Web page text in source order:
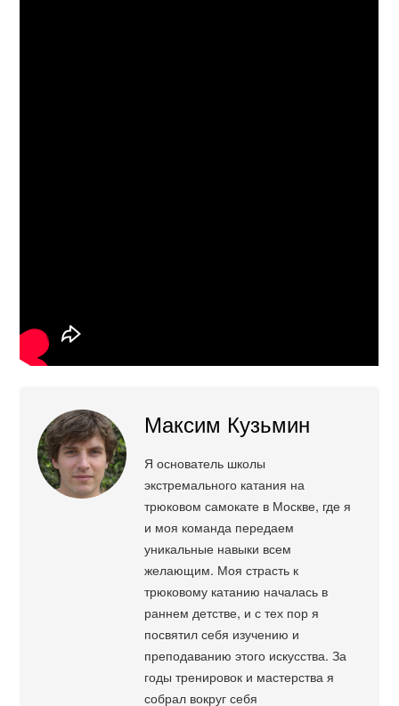
Максим Кузьмин
Я основатель школы
экстремального катания на
трюковом самокате в Москве, где я
и моя команда передаем
уникальные навыки всем
желающим. Моя страсть к
трюковому катанию началась в
раннем детстве, и с тех пор я
посвятил себя изучению и
преподаванию этого искусства. За
годы тренировок и мастерства я
собрал вокруг себя